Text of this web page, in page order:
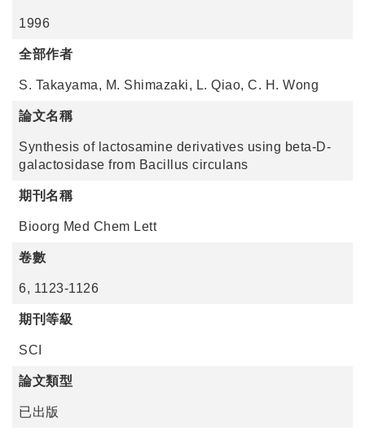
1996
全部作者
S. Takayama, M. Shimazaki, L. Qiao, C. H. Wong
論文名稱
Synthesis of lactosamine derivatives using beta-D-
galactosidase from Bacillus circulans
期刊名稱
Bioorg Med Chem Lett
卷數
6, 1123-1126
期刊等級
SCI
論文類型
已出版